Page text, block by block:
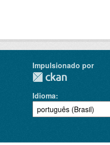
Impulsionado por
Idioma